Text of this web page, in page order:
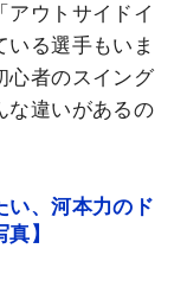
アウトサイドイ
いる選手もいま
心者のスイング
な違いがあるの
い、河本力のド
】